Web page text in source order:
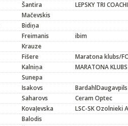
Šantira
LEPSKY TRI
Mačevskis
Bidiņa
Freimanis
ibim
Krauze
Fišere
Maratona klubs/
Kalniņa
MARATONA KLUBS
Sunepa
Isakovs
BardahlDaugavpils
Saharovs
Ceram Optec
Kovaļevska
LSC-SK Ozolnieki A
Balodis